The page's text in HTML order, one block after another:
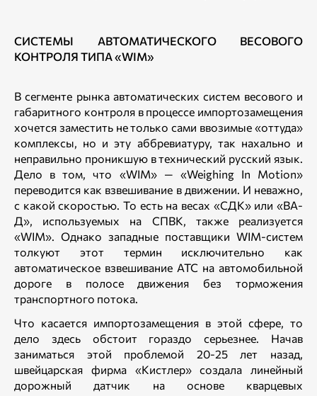
СИСТЕМЫ АВТОМАТИЧЕСКОГО ВЕСОВОГО
КОНТРОЛЯ ТИПА «WIM»
В сегменте рынка автоматических систем весового и
габаритного контроля в процессе импортозамещения
хочется заместить не только сами ввозимые «оттуда»
комплексы, но и эту аббревиатуру, так нахально и
неправильно проникшую в технический русский язык.
Дело в том, что «WIM» — «Weighing In Motion»
переводится как взвешивание в движении. И неважно,
с какой скоростью. То есть на весах «СДК» или «ВА-
Д», используемых на СПВК, также реализуется
«WIM». Однако западные поставщики WIM-систем
толкуют этот термин исключительно как
автоматическое взвешивание АТС на автомобильной
дороге в полосе движения без торможения
транспортного потока.
Что касается импортозамещения в этой сфере, то
дело здесь обстоит гораздо серьезнее. Начав
заниматься этой проблемой 20-25 лет назад,
швейцарская фирма «Кистлер» создала линейный
дорожный датчик на основе кварцевых